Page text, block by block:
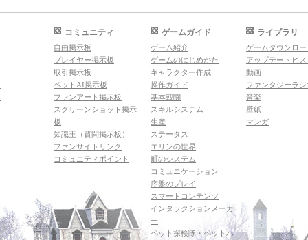
コミュニティ
自由掲示板
プレイヤー掲示板
取引掲示板
ペットAI掲示板
ファンアート掲示板
スクリーンショット掲示
板
知識王（質問掲示板）
ファンサイトリンク
コミュニティポイント
ゲームガイド
ゲーム紹介
ゲームのはじめかた
キャラクター作成
操作ガイド
基本戦闘
スキルシステム
生産
ステータス
エリンの世界
町のシステム
コミュニケーション
序盤のプレイ
スマートコンテンツ
インタラクションメーカ
ー
ペット探検隊・ペットハ
ライブラリ
ゲームダウンロー
アップデートヒス
動画
ファンタジーラジ
音楽
壁紙
マンガ